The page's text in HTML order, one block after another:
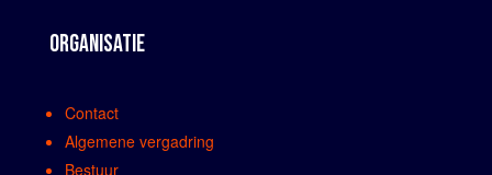
ORGANISATIE
Contact
Algemene vergadring
Bestuur